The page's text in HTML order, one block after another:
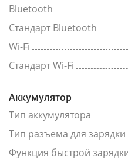
Bluetooth
Стандарт Bluetooth
Wi-Fi
Стандарт Wi-Fi
Аккумулятор
Тип аккумулятора
Тип разъема для зарядки
Функция быстрой